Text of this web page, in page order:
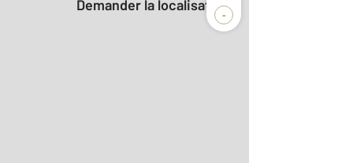
-
Demander la localisation